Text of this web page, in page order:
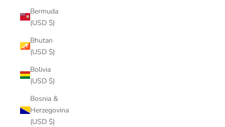
Bermuda
(USD $)
Bhutan
(USD $)
Bolivia
(USD $)
Bosnia &
Herzegovina
(USD $)